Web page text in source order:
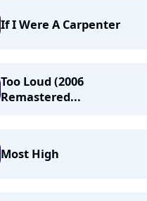
If I Were A Carpenter
Too Loud (2006
Remastered...
Most High